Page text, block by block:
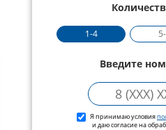
1-4
Введите
Я принимаю условия
и даю согласие на